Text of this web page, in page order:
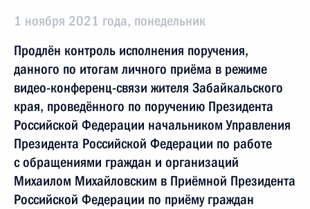
1 ноября 2021 года, понедельник
Продлён контроль исполнения поручения,
данного по итогам личного приёма в режиме
видео-конференц-связи жителя Забайкальского
края, проведённого по поручению Президента
Российской Федерации начальником Управления
Президента Российской Федерации по работе
с обращениями граждан и организаций
Михаилом Михайловским в Приёмной Президента
Российской Федерации по приёму граждан